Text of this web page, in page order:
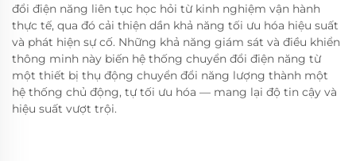
đổi điện năng liên tục học hỏi từ kinh nghiệm vận hành
thực tế, qua đó cải thiện dần khả năng tối ưu hóa hiệu suất
và phát hiện sự cố. Những khả năng giám sát và điều khiển
thông minh này biến hệ thống chuyển đổi điện năng từ
một thiết bị thụ động chuyển đổi năng lượng thành một
hệ thống chủ động, tự tối ưu hóa — mang lại độ tin cậy và
hiệu suất vượt trội.